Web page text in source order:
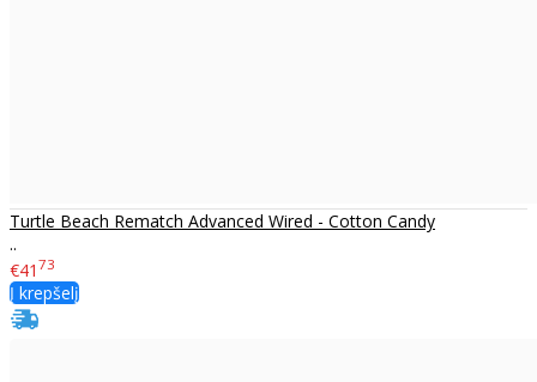
Turtle Beach Rematch Advanced Wired - Cotton Candy
..
€41 73
Į krepšelį